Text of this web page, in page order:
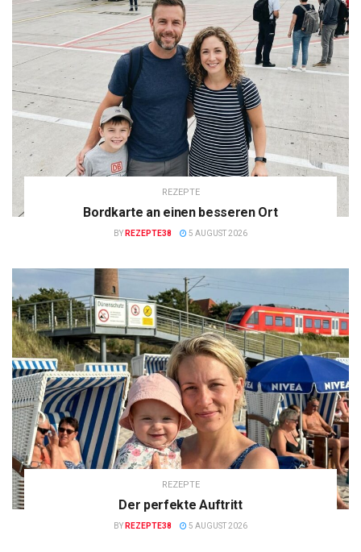
REZEPTE
Bordkarte an einen besseren Ort
BY REZEPTE38 5 AUGUST 2026
REZEPTE
Der perfekte Auftritt
BY REZEPTE38 5 AUGUST 2026